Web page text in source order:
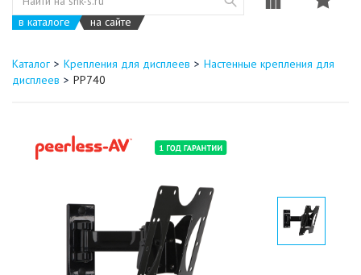
в каталоге на сайте
Каталог Крепления для дисплеев
Настенные крепления для
дисплеев
PP740